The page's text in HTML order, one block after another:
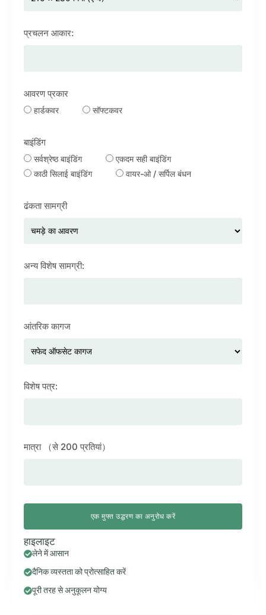
प्रचलन आकार:
आवरण प्रकार
हार्डकवर सॉफ्टकवर
बाइंडिंग
सर्वश्रेष्ठ बाइंडिंग
एकदम सही बाइंडिंग
काठी सिलाई बाइंडिंग
वायर-ओ / सर्पिल बंधन
ढंकता सामग्री
अन्य विशेष सामग्री:
आंतरिक कागज
विशेष पत्र:
मात्रा （से 200 प्रतियां）
एक मुफ्त उद्धरण का अनुरोध करें
हाइलाइट
लेने में आसान
दैनिक व्यस्तता को प्रोत्साहित करें
पूरी तरह से अनुकूलन योग्य